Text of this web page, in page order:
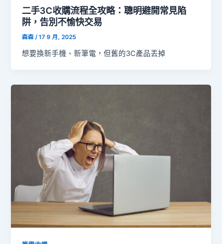
二手3C收購流程全攻略：聰明避開常見陷
阱，告別不愉快交易
森森 /17 9 月, 2025
想要換新手機、新筆電，但舊的3C產品丟掉